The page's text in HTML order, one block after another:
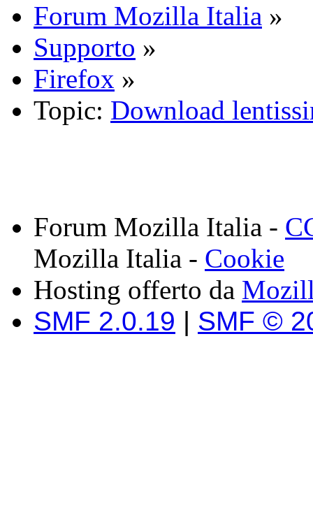
Forum Mozilla Italia »
Supporto »
Firefox »
Topic: Download
Forum Mozilla Italia -
Mozilla Italia - Cookie
Hosting offerto da
SMF 2.0.19 | SMF ©